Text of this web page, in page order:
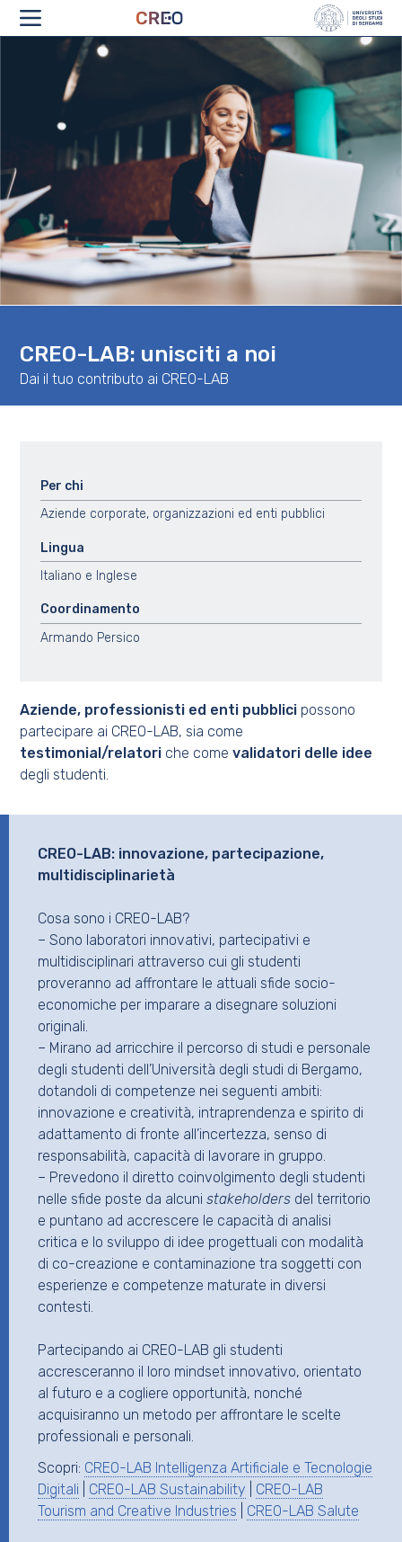
CHI SIAMO
CREO-LAB: unisciti a noi
Dai il tuo contributo ai CREO-LAB
Per chi
Aziende corporate, organizzazioni ed enti pubblici
Lingua
Italiano e Inglese
Coordinamento
Armando Persico
Aziende, professionisti ed enti pubblici possono
partecipare ai CREO-LAB, sia come
testimonial/relatori che comevalidatori delle idee
degli studenti.
CREO-LAB: innovazione, partecipazione,
multidisciplinarietà
Cosa sono i CREO-LAB?
– Sono laboratori innovativi, partecipativi e
multidisciplinari attraverso cui gli studenti
proveranno ad affrontare le attuali sfide socio-
economiche per imparare a disegnare soluzioni
originali.
– Mirano ad arricchire il percorso di studi e personale
degli studenti dell’Università degli studi di Bergamo,
dotandoli di competenze nei seguenti ambiti:
innovazione e creatività, intraprendenza e spirito di
adattamento di fronte all’incertezza, senso di
responsabilità, capacità di lavorare in gruppo.
– Prevedono il diretto coinvolgimento degli studenti
nelle sfide poste da alcuni stakeholders del territorio
e puntano ad accrescere le capacità di analisi
critica e lo sviluppo di idee progettuali con modalità
di co-creazione e contaminazione tra soggetti con
esperienze e competenze maturate in diversi
contesti.
Partecipando ai CREO-LAB gli studenti
accresceranno il loro mindset innovativo, orientato
al futuro e a cogliere opportunità, nonché
acquisiranno un metodo per affrontare le scelte
professionali e personali.
Scopri: CREO-LAB Intelligenza Artificiale e Tecnologie
Digitali
CREO-LAB Sustainability
CREO-LAB
Tourism and Creative Industries
CREO-LAB Salute